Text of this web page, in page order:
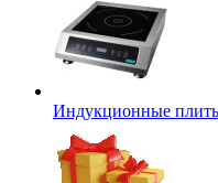
Индукционные